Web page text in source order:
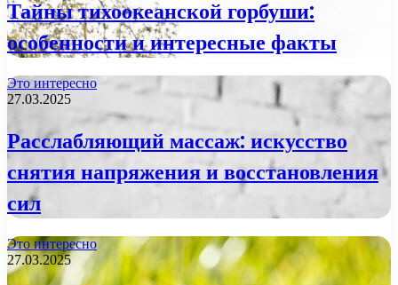
Тайны тихоокеанской горбуши:
особенности и интересные факты
Это интересно
27.03.2025
Расслабляющий массаж: искусство
снятия напряжения и восстановления
сил
Это интересно
27.03.2025